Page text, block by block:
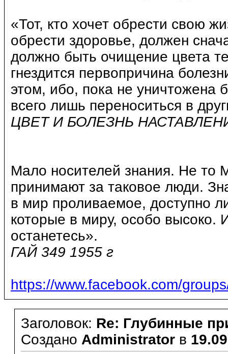
«Тот, кто хочет обрести свою
обрести здоровье, должен
должно быть очищение цвета
гнездится первопричина
этом, ибо, пока не уничтожена
всего лишь переноситься в
ЦВЕТ И БОЛЕЗНЬ
Мало носителей знания. Не то
принимают за таковое люди.
в мир проливаемое, доступно
которые в миру, особо
останетесь».
ГАЙ 349 1955 г
https://www.facebook.com/
Заголовок: Re: Глубинные
Создано Administratorв